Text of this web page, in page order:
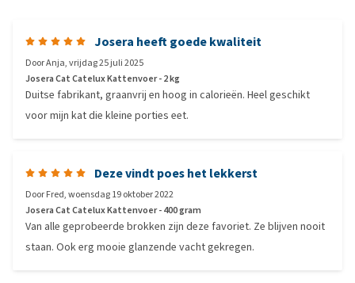
Josera heeft goede kwaliteit
DoorAnja,vrijdag 25 juli 2025
Josera Cat Catelux Kattenvoer - 2 kg
Duitse fabrikant, graanvrij en hoog in calorieën. Heel geschikt
voor mijn kat die kleine porties eet.
Deze vindt poes het lekkerst
DoorFred,woensdag 19 oktober 2022
Josera Cat Catelux Kattenvoer - 400 gram
Van alle geprobeerde brokken zijn deze favoriet. Ze blijven nooit
staan. Ook erg mooie glanzende vacht gekregen.